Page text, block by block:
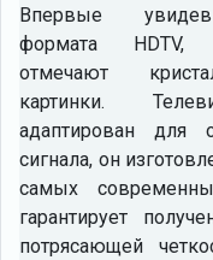
Впервые
формата HDTV,
отмечают
картинки.
адаптирован для
сигнала, он
самых
гарантирует
потрясающей